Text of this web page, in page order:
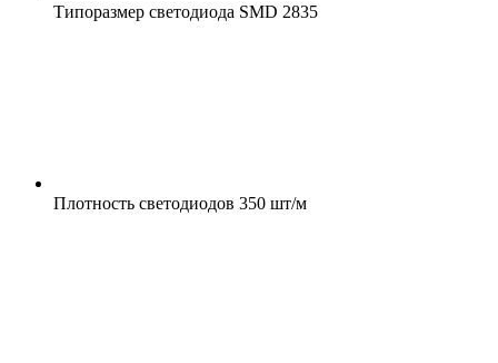
Типоразмер светодиода SMD 2835
Плотность светодиодов 350 шт/м